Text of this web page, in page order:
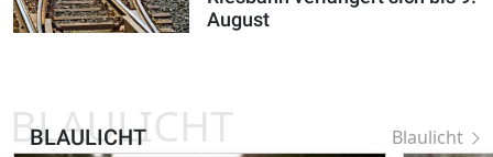
August
BLAULICHT
BLAULICHT Blaulicht